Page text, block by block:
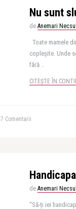
Nu sunt
de Anemari
Toate mamele
copleşite. Unde
fără ..
CITEȘTE ÎN
7 Comentarii
de Anemari
“Să-ți iei